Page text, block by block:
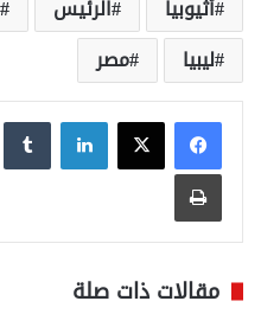
أثيوبيا الرئيس
ليبيا
مصر
لينكدإن
طباعة
مقالات ذات صلة